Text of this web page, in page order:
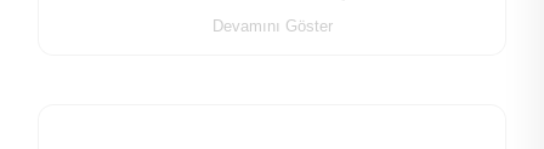
Devamını Göster